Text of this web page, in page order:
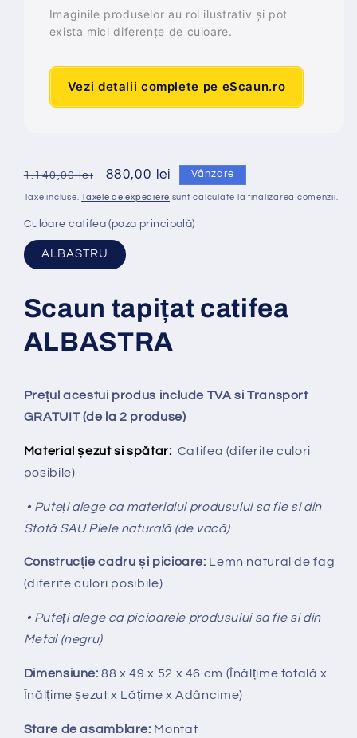
Imaginile produselor au rol ilustrativ și pot
exista mici diferențe de culoare.
Vezi detalii complete pe eScaun.ro
Preț
obișnuit
1.140,00 lei
Preț
redus
880,00 lei Vânzare
Taxe incluse.Taxele de expediere sunt calculate la finalizarea comenzii.
Culoare catifea (poza principală)
ALBASTRU
Scaun tapițat catifea
ALBASTRA
Prețul acestui produs include TVA si Transport
GRATUIT (de la 2 produse)
Material șezut si spătar: Catifea (diferite culori
posibile)
• Puteți alege ca materialul produsului sa fie si din
Stofă SAU Piele naturală (de vacă)
Construcție cadru și picioare: Lemn natural de fag
(diferite culori posibile)
• Puteți alege ca picioarele produsului sa fie si din
Metal (negru)
Dimensiune: 88 x 49 x 52 x 46 cm (Înălțime totală x
Înălțimeșezut x Lățime x Adâncime)
Stare de asamblare: Montat